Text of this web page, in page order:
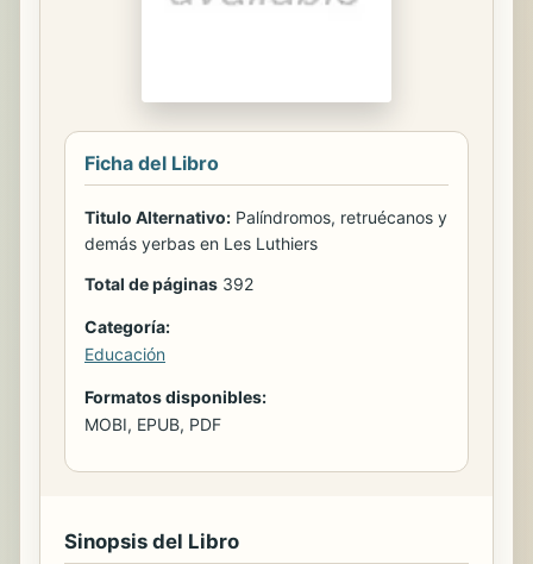
Ficha del Libro
Titulo Alternativo: Palíndromos, retruécanos y
demás yerbas en Les Luthiers
Total de páginas 392
Categoría:
Educación
Formatos disponibles:
MOBI, EPUB, PDF
Sinopsis del Libro